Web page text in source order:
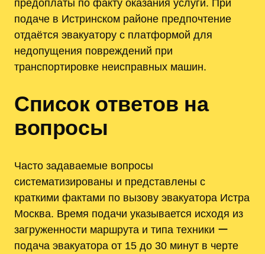
подаче в Истринском районе предпочтение
отдаётся эвакуатору с платформой для
недопущения повреждений при
транспортировке неисправных машин.
Список ответов на
вопросы
Часто задаваемые вопросы
систематизированы и представлены с
краткими фактами по вызову эвакуатора Истра
Москва. Время подачи указывается исходя из
загруженности маршрута и типа техники ー
подача эвакуатора от 15 до 30 минут в черте